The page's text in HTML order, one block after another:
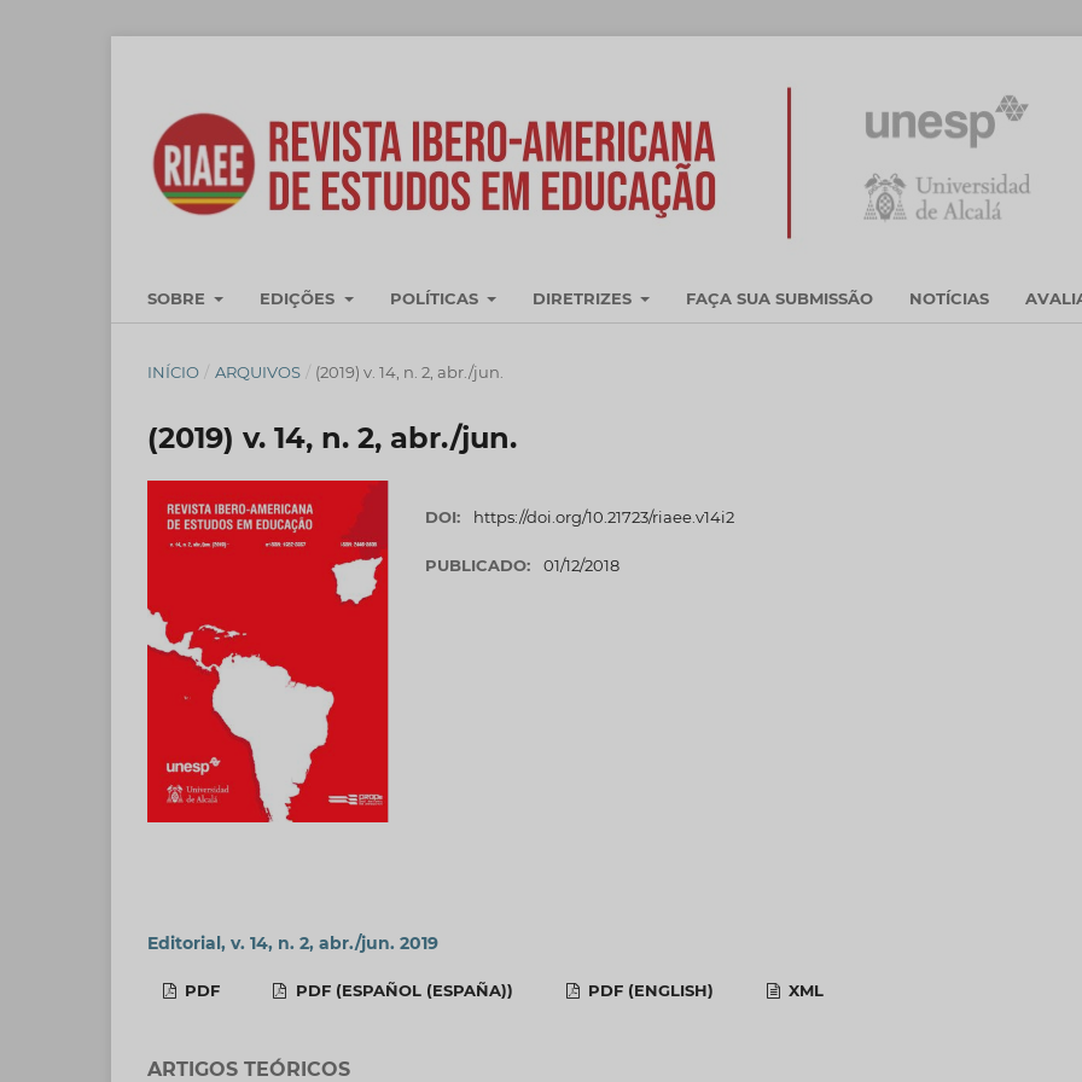
SOBRE EDIÇÕES POLÍTICAS DIRETRIZES FAÇA SUA SUBMISSÃO NOTÍCIAS
INÍCIO / ARQUIVOS / (2019) v. 14, n. 2, abr./jun.
(2019) v. 14, n. 2, abr./jun.
DOI: https://doi.org/10.21723/riaee.v14i2
PUBLICADO: 01/12/2018
Editorial, v. 14, n. 2, abr./jun. 2019
PDF
PDF (ESPAÑOL (ESPAÑA)) PDF (ENGLISH) XML
ARTIGOS TEÓRICOS